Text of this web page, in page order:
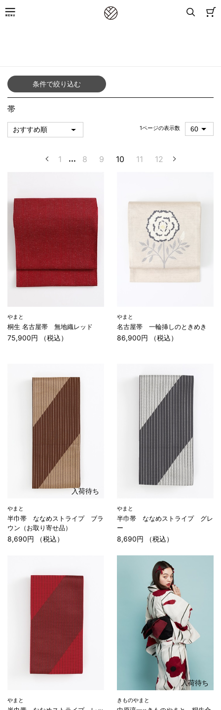
条件で絞り込む
帯
1ページの表示数
1 ... 8 9 10 11 12
やまと
桐生 名古屋帯 無地織レッド
75,900円 （税込）
やまと
名古屋帯 一輪挿しのときめき
86,900円 （税込）
入荷待ち
やまと
半巾帯 ななめストライプ ブラ
ウン（お取り寄せ品）
8,690円 （税込）
やまと
半巾帯 ななめストライプ グレ
ー
8,690円 （税込）
やまと
入荷待ち
きものやまと